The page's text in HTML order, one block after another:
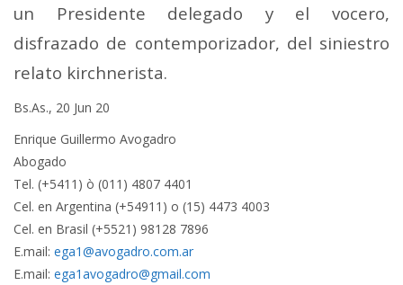
un Presidente delegado y el vocero,
disfrazado de contemporizador, del siniestro
relato kirchnerista.
Bs.As., 20 Jun 20
Enrique Guillermo Avogadro
Abogado
Tel. (+5411) ò (011) 4807 4401
Cel. en Argentina (+54911) o (15) 4473 4003
Cel. en Brasil (+5521) 98128 7896
E.mail: ega1@avogadro.com.ar
E.mail: ega1avogadro@gmail.com